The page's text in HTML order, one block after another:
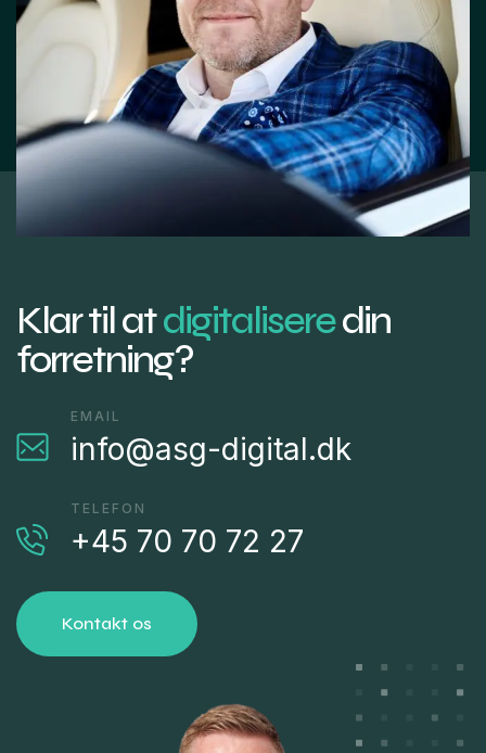
Klar til atdigitaliseredin
forretning?
EMAIL
info@asg-digital.dk
TELEFON
+45 70 70 72 27
Kontakt os